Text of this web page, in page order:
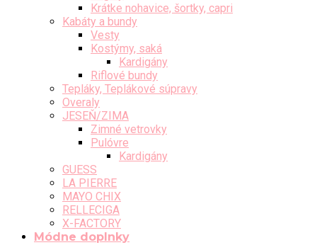
Krátke nohavice, šortky, capri
Kabáty a bundy
Vesty
Kostýmy, saká
Kardigány
Riflové bundy
Tepláky, Teplákové súpravy
Overaly
JESEŇ/ZIMA
Zimné vetrovky
Pulóvre
Kardigány
GUESS
LA PIERRE
MAYO CHIX
RELLECIGA
X-FACTORY
Módne doplnky